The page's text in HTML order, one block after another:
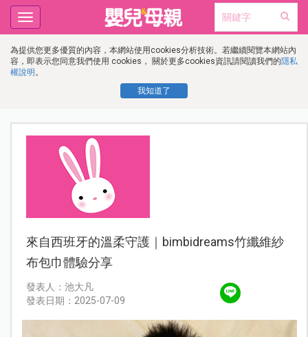
為提供您更多優質的內容，本網站使用cookies分析技術。若繼續閱覽本網站內
容，即表示您同意我們使用 cookies， 關於更多cookies資訊請閱讀我們的隱私
權說明 。
我知道了
Toggle
navigation
來自西班牙的溫柔守護｜bimbidreams竹纖維紗
布包巾體驗分享
發表人：池大凡
發表日期：2025-07-09